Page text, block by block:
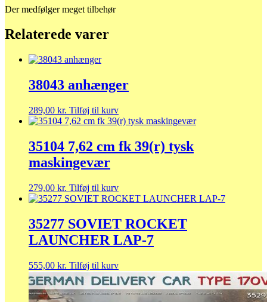
Der medfølger meget tilbehør
Relaterede varer
38043 anhænger
289,00 kr. Tilføj til kurv
35104 7,62 cm fk 39(r) tysk
maskingevær
279,00 kr. Tilføj til kurv
35277 SOVIET ROCKET
LAUNCHER LAP-7
555,00 kr. Tilføj til kurv